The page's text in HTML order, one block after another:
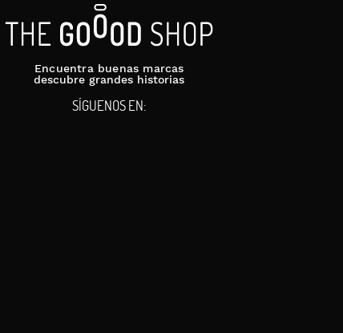
Encuentra buenas marcas
descubre grandes historias
SÍGUENOS EN: